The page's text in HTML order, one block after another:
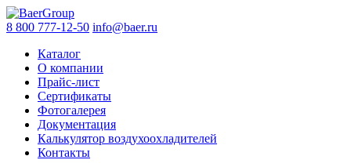
8 800 777-12-50 info@baer.ru
Каталог
О компании
Прайс-лист
Сертификаты
Фотогалерея
Документация
Калькулятор воздухоохладителей
Контакты